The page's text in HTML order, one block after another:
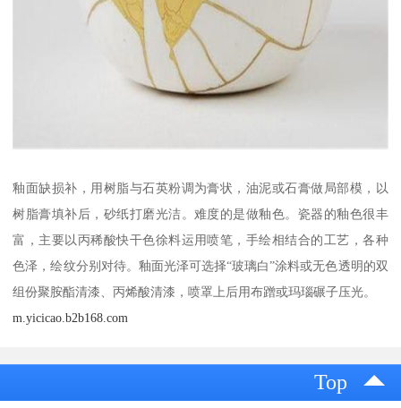
釉面缺损补，用树脂与石英粉调为膏状，油泥或石膏做局部模，以
树脂膏填补后，砂纸打磨光洁。难度的是做釉色。瓷器的釉色很丰
富，主要以丙稀酸快干色徐料运用喷笔，手绘相结合的工艺，各种
色泽，绘纹分别对待。釉面光泽可选择“玻璃白”涂料或无色透明的双
组份聚胺酯清漆、丙烯酸清漆，喷罩上后用布蹭或玛瑙碾子压光。
m.yicicao.b2b168.com
Top